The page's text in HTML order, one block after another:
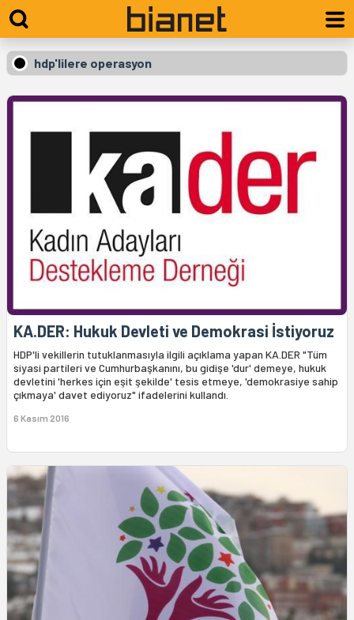
hdp'lilere operasyon
KA.DER: Hukuk Devleti ve Demokrasi İstiyoruz
HDP'li vekillerin tutuklanmasıyla ilgili açıklama yapan KA.DER "Tüm
siyasi partileri ve Cumhurbaşkanını, bu gidişe 'dur' demeye, hukuk
devletini 'herkes için eşit şekilde' tesis etmeye, 'demokrasiye sahip
çıkmaya' davet ediyoruz" ifadelerini kullandı.
6 Kasım 2016